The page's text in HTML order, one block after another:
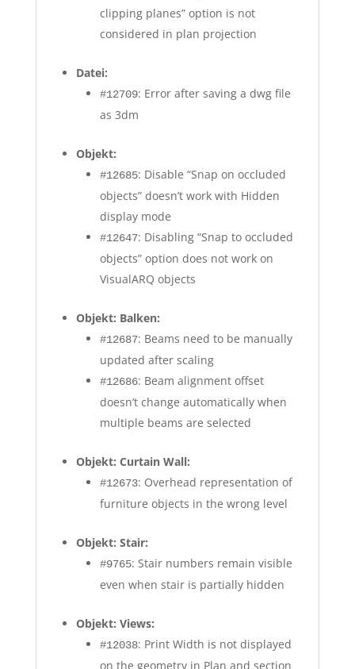
clipping planes” option is not
considered in plan projection
Datei:
#12709: Error after saving a dwg file
as 3dm
Objekt:
#12685: Disable “Snap on occluded
objects” doesn’t work with Hidden
display mode
#12647: Disabling “Snap to occluded
objects” option does not work on
VisualARQ objects
Objekt: Balken:
#12687: Beams need to be manually
updated after scaling
#12686: Beam alignment offset
doesn’t change automatically when
multiple beams are selected
Objekt: Curtain Wall:
#12673: Overhead representation of
furniture objects in the wrong level
Objekt: Stair:
#9765: Stair numbers remain visible
even when stair is partially hidden
Objekt: Views:
#12038: Print Width is not displayed
on the geometry in Plan and section